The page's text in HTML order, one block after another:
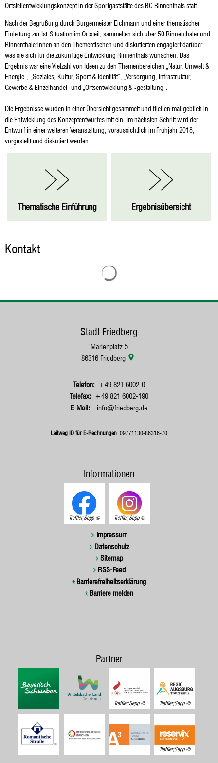
Ortsteilentwicklungskonzept in der Sportgaststätte des BC Rinnenthals statt.
Nach der Begrüßung durch Bürgermeister Eichmann und einer thematischen
Einleitung zur Ist-Situation im Ortsteil, sammelten sich über 50 Rinnenthaler und
Rinnenthalerinnen an den Thementischen und diskutierten engagiert darüber
was sie sich für die zukünftige Entwicklung Rinnenthals wünschen. Das
Ergebnis war eine Vielzahl von Ideen zu den Themenbereichen „Natur, Umwelt &
Energie“, „Soziales, Kultur, Sport & Identität“, „Versorgung, Infrastruktur,
Gewerbe & Einzelhandel“ und „Ortsentwicklung & -gestaltung“.
Die Ergebnisse wurden in einer Übersicht gesammelt und fließen maßgeblich in
die Entwicklung des Konzeptentwurfes mit ein. Im nächsten Schritt wird der
Entwurf in einer weiteren Veranstaltung, voraussichtlich im Frühjahr 2018,
vorgestellt und diskutiert werden.
Thematische Einführung Ergebnisübersicht
Kontakt
Stadt Friedberg
Marienplatz 5
86316 Friedberg
+49 821 6002-0
+49 821 6002-190
info@friedberg.de
Leitweg ID für E-Rechnungen: 09771130-86316-70
Informationen
Treffler;Sepp Treffler;Sepp
Impressum
Datenschutz
Sitemap
RSS-Feed
Barrierefreiheitserklärung
Barriere melden
Partner
Treffler;Sepp Treffler;Sepp
Treffler;Sepp